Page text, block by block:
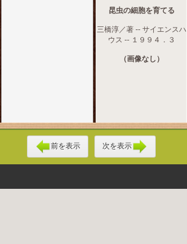
昆虫の細胞を育てる
三橋淳／著 -- サイエンスハ
ウス -- １９９４．３
（画像なし）
前を表示 次を表示